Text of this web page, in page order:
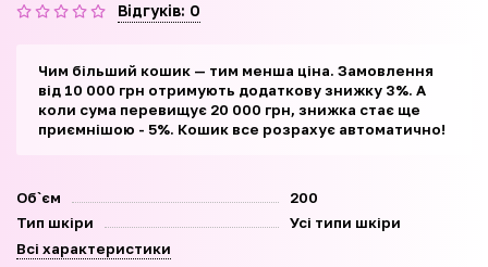
Відгуків: 0
Чим більший кошик — тим менша ціна. Замовлення
від 10 000 грн отримують додаткову знижку 3%. А
коли сума перевищує 20 000 грн, знижка стає ще
приємнішою - 5%. Кошик все розрахує автоматично!
Об`єм
200
Тип шкіри
Усі типи шкіри
Всі характеристики